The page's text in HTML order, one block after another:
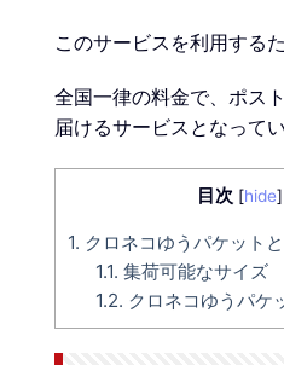
このサービスを利用する
全国一律の料金で、ポス
届けるサービスとなってい
目次 [hide]
1. クロネコゆうパケット
1.1. 集荷可能なサイズ
1.2. クロネコゆうパケ